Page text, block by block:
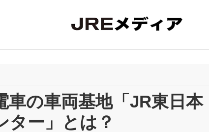
車の車両基地「JR東日本
ター」とは？